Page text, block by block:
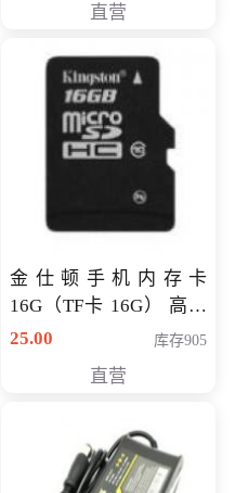
直营
金仕顿手机内存卡
16G（TF卡 16G） 高速
卡 CLASS 10
25.00 库存905
直营